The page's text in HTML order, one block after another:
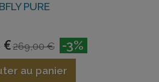
BFLY PURE
€269,00 € -3%
au panier